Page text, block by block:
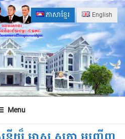
ភាសាខ្មែរ English
Menu